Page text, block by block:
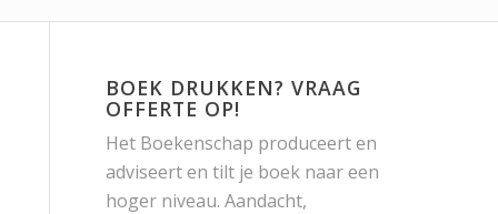
BOEK DRUKKEN? VRAAG
OFFERTE OP!
Het Boekenschap produceert en
adviseert en tilt je boek naar een
hoger niveau. Aandacht,